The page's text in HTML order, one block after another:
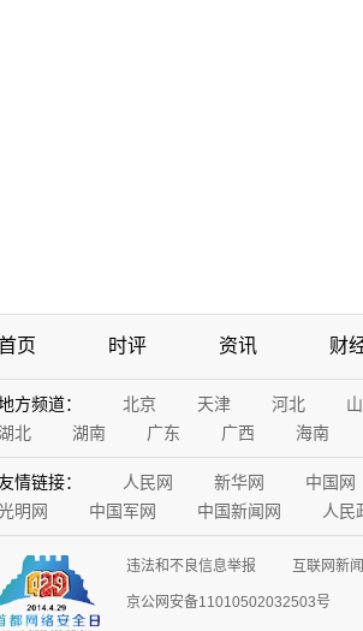
页 时评 资讯 财
方频道： 北京 天津 河北
北
湖南 广东 广西 海南
友情链接： 人民网 新华网 中国网
明网
中国军网 中国新闻网 人民
违法和不良信息举报 互联网新
京公网安备11010502032503号